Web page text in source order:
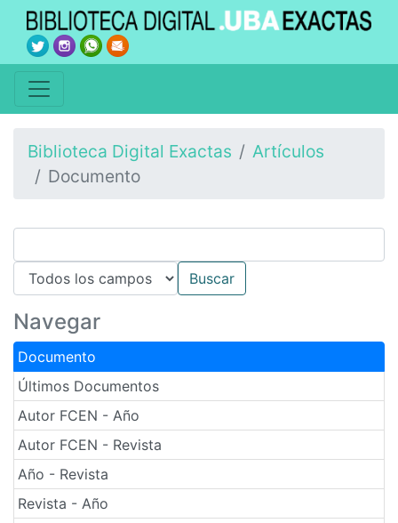
Biblioteca Digital Exactas
Artículos
Documento
Navegar
Documento
Últimos Documentos
Autor FCEN - Año
Autor FCEN - Revista
Año - Revista
Revista - Año